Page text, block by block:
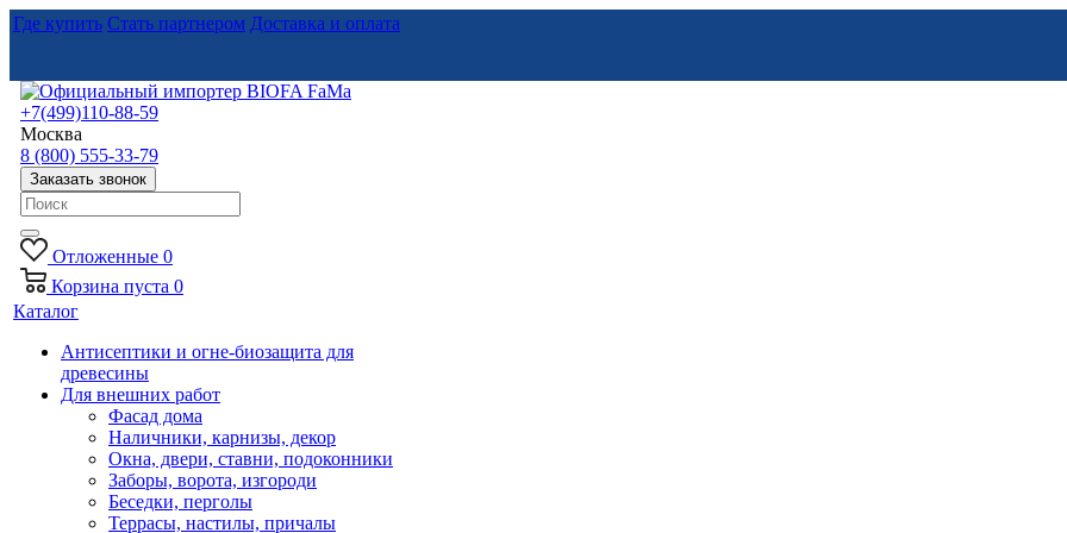
Где купить Стать партнером Доставка и оплата
+7(499)110-88-59
Москва
8 (800) 555-33-79
Заказать звонок
Отложенные 0
Корзина пуста 0
Каталог
Антисептики и огне-биозащита для
древесины
Для внешних работ
Фасад дома
Наличники, карнизы, декор
Окна, двери, ставни, подоконники
Заборы, ворота, изгороди
Беседки, перголы
Террасы, настилы, причалы